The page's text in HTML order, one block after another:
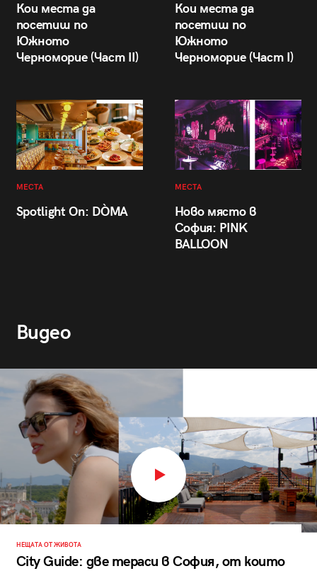
Кои места да
посетиш по
Южното
Черноморие (Част II)
Кои места да
посетиш по
Южното
Черноморие (Част I)
МЕСТА
Spotlight On: DÒMA
МЕСТА
Ново място в
София: PINK
BALLOON
Видео
НЕЩАТА ОТ ЖИВОТА
City Guide: две тераси в София, от които